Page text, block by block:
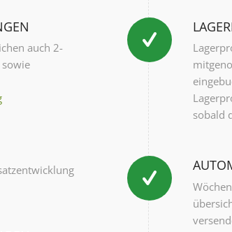
auch 2-
sobald